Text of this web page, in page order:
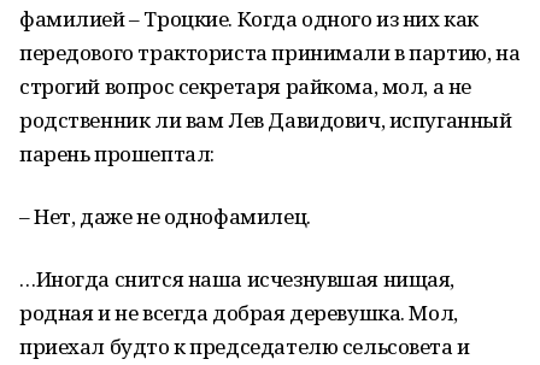
фамилией – Троцкие. Когда одного из них как
передового тракториста принимали в партию, на
строгий вопрос секретаря райкома, мол, а не
родственник ли вам Лев Давидович, испуганный
парень прошептал:
– Нет, даже не однофамилец.
…Иногда снится наша исчезнувшая нищая,
родная и не всегда добрая деревушка. Мол,
приехал будто к председателю сельсовета и